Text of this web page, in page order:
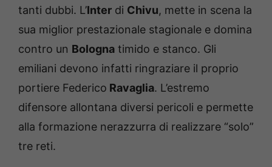
tanti dubbi. L’Inter di Chivu, mette in scena la
sua miglior prestazionale stagionale e domina
contro un Bologna timido e stanco. Gli
emiliani devono infatti ringraziare il proprio
portiere Federico Ravaglia. L’estremo
difensore allontana diversi pericoli e permette
alla formazione nerazzurra di realizzare “solo”
tre reti.